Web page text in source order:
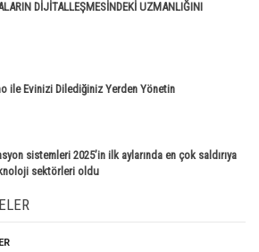
DİJİTALLEŞMESİNDEKİ UZMANLIĞINI
ile Evinizi Dilediğiniz Yerden Yönetin
sistemleri 2025’in ilk aylarında en çok saldırıya
sektörleri oldu